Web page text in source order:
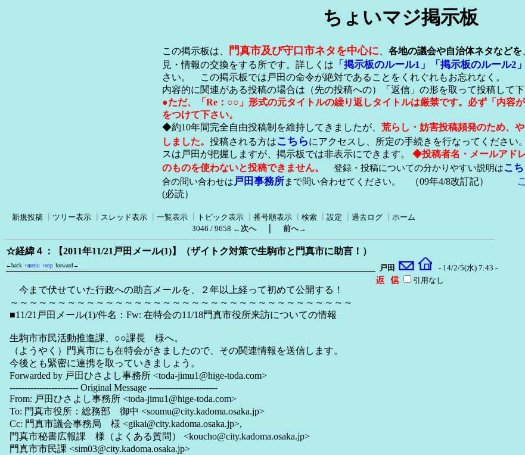
ちょいマジ掲示板
この掲示板は、 門真市及び守口市ネタを中心に、 各地の議会や自治体ネタなどを
見・情報の交換をする所です。詳しくは
「掲示板のルール1」 「掲示板のルール2」
さい。 この掲示板では戸田の命令が絶対であることをくれぐれもお忘れなく。
内容的に関連がある投稿の場合は（先の投稿への）「返信」の形を取って投稿して下
●ただ、「Re：○○」形式の元タイトルの繰り返しタイトルは厳禁です。必ず「内容
をつけて下さい。
◆約10年間完全自由投稿制を維持してきましたが、 荒らし・妨害投稿頻発のため、
しました。 投稿される方はこちらにアクセスし、所定の手続きを行なってください
スは戸田が把握しますが、掲示板では非表示にできます。 ◆投稿者名・メールアド
のものを使わないと投稿できません。
登録・投稿についての分かりやすい説明はこ
合の問い合わせは戸田事務所まで問い合わせてください。 （09年4/8改訂記）
(必読）
新規投稿 ツリー表示 スレッド表示 一覧表示 トピック表示 番号順表示 検索 設定 過去ログ
ホーム
3046 / 9658 ←次へ｜ 前へ→
☆経緯４：【2011年11/21戸田メール(1)】（ザイトク対策で生駒市と門真市に助言！）
←back ↑menu ↑top forward→ 戸田 - 14/2/5(水) 7:43 -
今まで伏せていた行政への助言メールを、２年以上経って初めて公開する！
～～～～～～～～～～～～～～～～～～～～～～～～～～～～～～～～～～～～
■11/21戸田メール(1)/件名：Fw: 在特会の11/18門真市役所来訪についての情報
生駒市市民活動推進課、○○課長 様へ。
（ようやく）門真市にも在特会がきましたので、その関連情報を送信します。
今後とも緊密に連携を取っていきましょう。
Forwarded by 戸田ひさよし事務所 <toda-jimu1@hige-toda.com>
----------------------- Original Message -----------------------
From: 戸田ひさよし事務所 <toda-jimu1@hige-toda.com>
To: 門真市役所：総務部 御中 <soumu@city.kadoma.osaka.jp>
Cc: 門真市議会事務局 様 <gikai@city.kadoma.osaka.jp>,
門真市秘書広報課 様（よくある質問） <koucho@city.kadoma.osaka.jp>
門真市市民課 <sim03@city.kadoma.osaka.jp>
引用なし